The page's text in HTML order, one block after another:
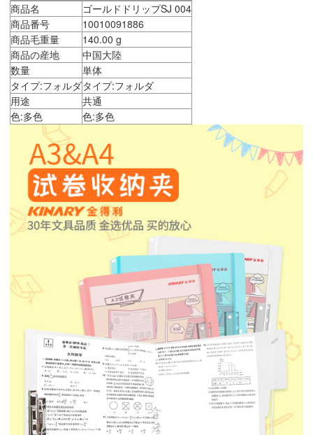
商品名
ゴールドドリップSJ 004
商品番号
10010091886
商品毛重量
140.00 g
商品の産地
中国大陸
数量
単体
タイプ:フォルダタイプ:フォルダ
用途
共通
色:多色
色:多色